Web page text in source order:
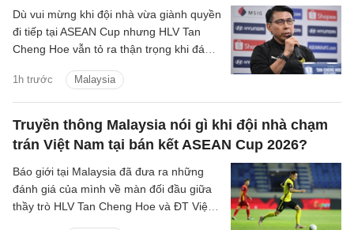
1h trước Malaysia
Dù vui mừng khi đội nhà vừa giành quyền
đi tiếp tại ASEAN Cup nhưng HLV Tan
Cheng Hoe vẫn tỏ ra thận trọng khi đánh
Việt Nam.
Truyền thông Malaysia nói gì khi đội nhà chạm
trán Việt Nam tại bán kết ASEAN Cup 2026?
Báo giới tại Malaysia đã đưa ra những
đánh giá của mình về màn đối đầu giữa
thầy trò HLV Tan Cheng Hoe và ĐT Việt